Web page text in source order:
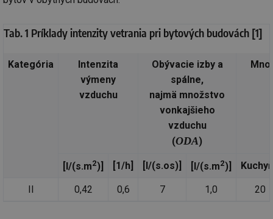
Tab. 1 Príklady intenzity vetrania pri bytových budovách [1]
Kategória
Intenzita
výmeny
vzduchu
Obývacie izby a
spálne,
najmä množstvo
vonkajšieho
vzduchu
(ODA)
[l/(s.m2)] [1/h] [l/(s.os)] [l/(s.m2)]
II 0,42 0,6 7 1,0 20